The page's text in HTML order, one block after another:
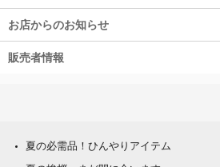
お店からのお知らせ
販売者情報
夏の必需品！ひんやりアイテム